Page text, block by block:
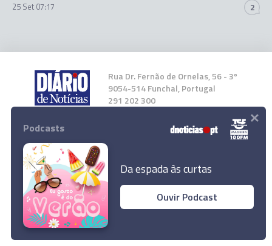
25 Set 07:17 2
Rua Dr. Fernão de Ornelas, 56 - 3º
9054-514 Funchal, Portugal
291 202 300
Instale a nossa App
© 2023 Empresa Diário de Notícias, Lda.
Todos os direitos reservados.
Podcasts
Da espada às curtas
Ouvir Podcast
×